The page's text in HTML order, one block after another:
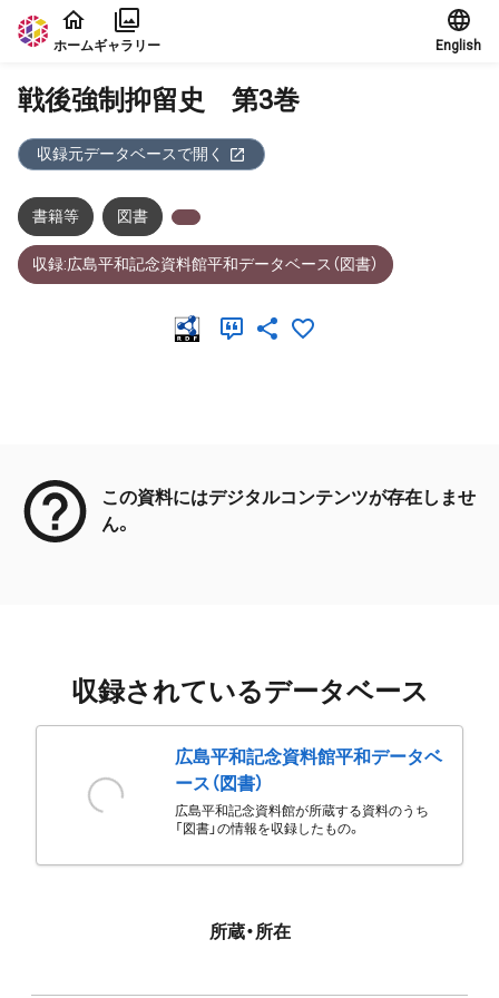
本文に飛ぶ
ホームギャラリー English
戦後強制抑留史 第3巻
収録元データベースで開く
書籍等 図書
収録:広島平和記念資料館平和データベース（図書）
この資料にはデジタルコンテンツが存在しませ
ん。
収録されているデータベース
広島平和記念資料館平和データベ
ース（図書）
広島平和記念資料館が所蔵する資料のうち
「図書」の情報を収録したもの。
所蔵・所在